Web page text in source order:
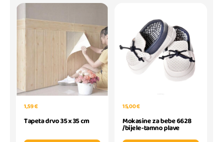
1,59 €
Tapeta drvo 35 x 35 cm
15,00 €
Mokasine za bebe 6628
/bijele-tamno plave